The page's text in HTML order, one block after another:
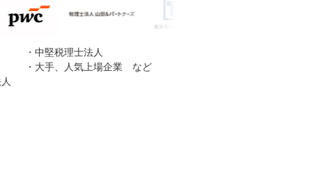
・中堅税理士法人
・大手、人気上場企業 など